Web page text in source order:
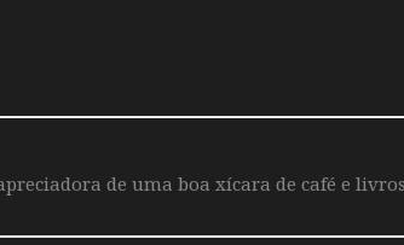
de uma boa xícara de café e